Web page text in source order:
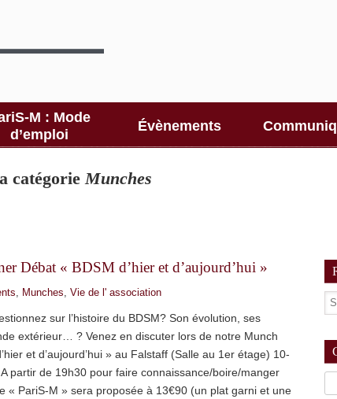
M : Mode
d’emploi
Évènements
catégorieMunches
Débat « BDSM d’hier et d’aujourd’hui »
, Munches, Vie de l' association
sur l’histoire du BDSM? Son évolution, ses
extérieur… ? Venez en discuter lors de notre Munch
et d’aujourd’hui » au Falstaff (Salle au 1er étage) 10-
partir de 19h30 pour faire connaissance/boire/manger
« PariS-M » sera proposée à 13€90 (un plat garni et une